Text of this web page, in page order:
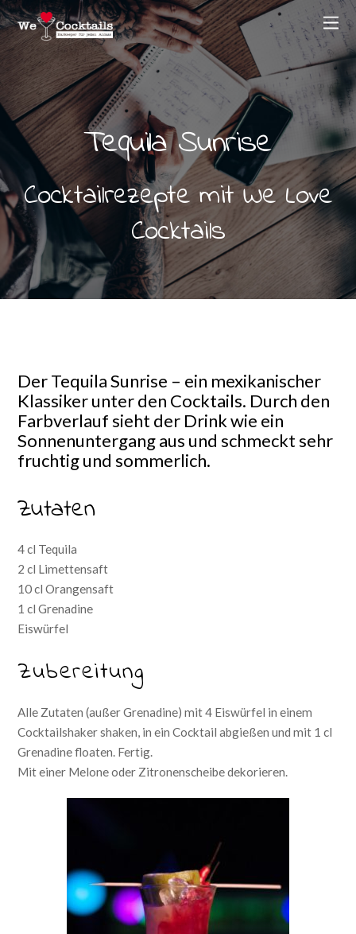
Tequila Sunrise
Cocktailrezepte mit We Love
Cocktails
Der Tequila Sunrise – ein mexikanischer
Klassiker unter den Cocktails. Durch den
Farbverlauf sieht der Drink wie ein
Sonnenuntergang aus und schmeckt sehr
fruchtig und sommerlich.
Zutaten
4 cl Tequila
2 cl Limettensaft
10 cl Orangensaft
1 cl Grenadine
Eiswürfel
Zubereitung
Alle Zutaten (außer Grenadine) mit 4 Eiswürfel in einem
Cocktailshaker shaken, in ein Cocktail abgießen und mit 1 cl
Grenadine floaten. Fertig.
Mit einer Melone oder Zitronenscheibe dekorieren.